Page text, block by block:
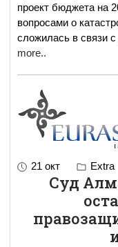
проект бюджета на
вопросами о
сложилась в связи
more..
21 окт Extra
Суд